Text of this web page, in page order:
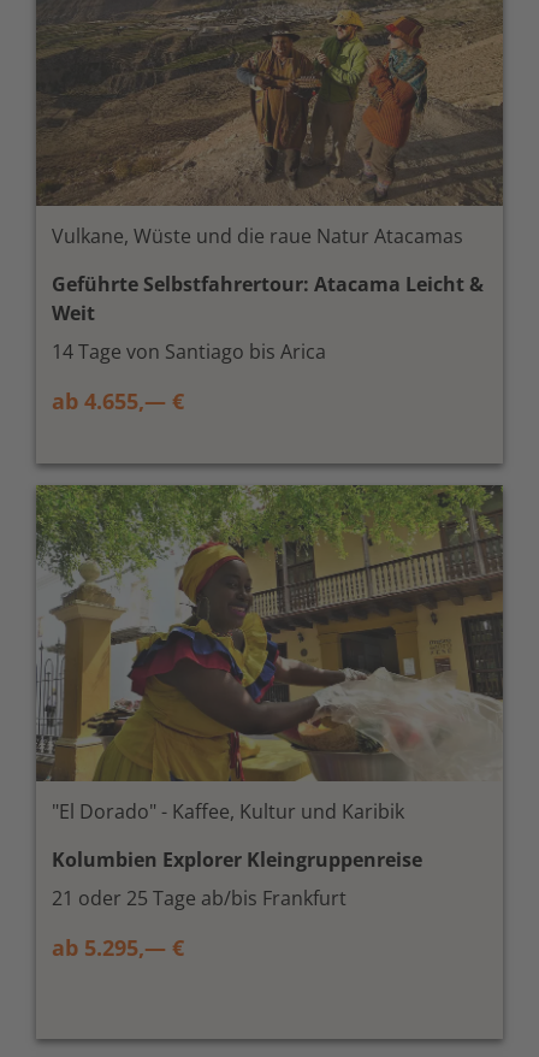
Vulkane, Wüste und die raue Natur Atacamas
Geführte Selbstfahrertour: Atacama Leicht &
Weit
14 Tage von Santiago bis Arica
ab 4.655,— €
"El Dorado" - Kaffee, Kultur und Karibik
Kolumbien Explorer Kleingruppenreise
21 oder 25 Tage ab/bis Frankfurt
ab 5.295,— €